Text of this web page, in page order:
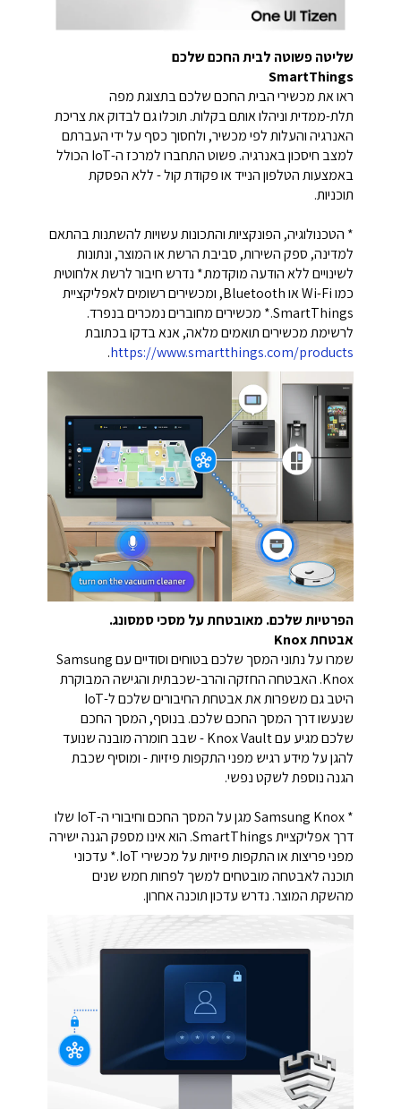
שליטה פשוטה לבית החכם שלכם
SmartThings
ראו את מכשירי הבית החכם שלכם בתצוגת מפה
תלת-ממדית וניהלו אותם בקלות. תוכלו גם לבדוק את צריכת
האנרגיה והעלות לפי מכשיר, ולחסוך כסף על ידי העברתם
למצב חיסכון באנרגיה. פשוט התחברו למרכז ה-IoT הכולל
באמצעות הטלפון הנייד או פקודת קול - ללא הפסקת
תוכניות.
* הטכנולוגיה, הפונקציות והתכונות עשויות להשתנות בהתאם
למדינה, ספק השירות, סביבת הרשת או המוצר, ונתונות
לשינויים ללא הודעה מוקדמת.* נדרש חיבור לרשת אלחוטית
כמו Wi-Fi או Bluetooth, ומכשירים רשומים לאפליקציית
SmartThings.* מכשירים מחוברים נמכרים בנפרד.
לרשימת מכשירים תואמים מלאה, אנא בדקו בכתובת
https://www.smartthings.com/products
.
הפרטיות שלכם. מאובטחת על מסכי סמסונג.
אבטחת Knox
שמרו על נתוני המסך שלכם בטוחים וסודיים עם Samsung
Knox. האבטחה החזקה והרב-שכבתית והגישה המבוקרת
היטב גם משפרות את אבטחת החיבורים שלכם ל-IoT
שנעשו דרך המסך החכם שלכם. בנוסף, המסך החכם
שלכם מגיע עם Knox Vault - שבב חומרה מובנה שנועד
להגן על מידע רגיש מפני התקפות פיזיות - ומוסיף שכבת
הגנה נוספת לשקט נפשי.
* Samsung Knox מגן על המסך החכם וחיבורי ה-IoT שלו
דרך אפליקציית SmartThings. הוא אינו מספק הגנה ישירה
מפני פריצות או התקפות פיזיות על מכשירי IoT.* עדכוני
תוכנה לאבטחה מובטחים למשך לפחות חמש שנים
מהשקת המוצר. נדרש עדכון תוכנה אחרון.